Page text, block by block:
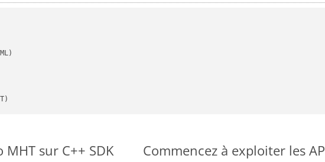
sur C++ SDK Commencez à exploiter les